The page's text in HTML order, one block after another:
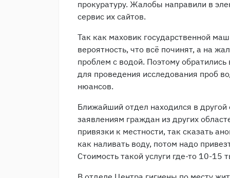
прокуратуру. Жалобы направили в
сервис их сайтов.
Так как маховик государственной
вероятность, что всё починят, а на
проблем с водой. Поэтому
для проведения исследования проб
нюансов.
Ближайший отдел находился в другой
заявлениям граждан из других
привязки к местности, так сказать
как наливать воду, потом надо
Стоимость такой услуги где-то 10-15